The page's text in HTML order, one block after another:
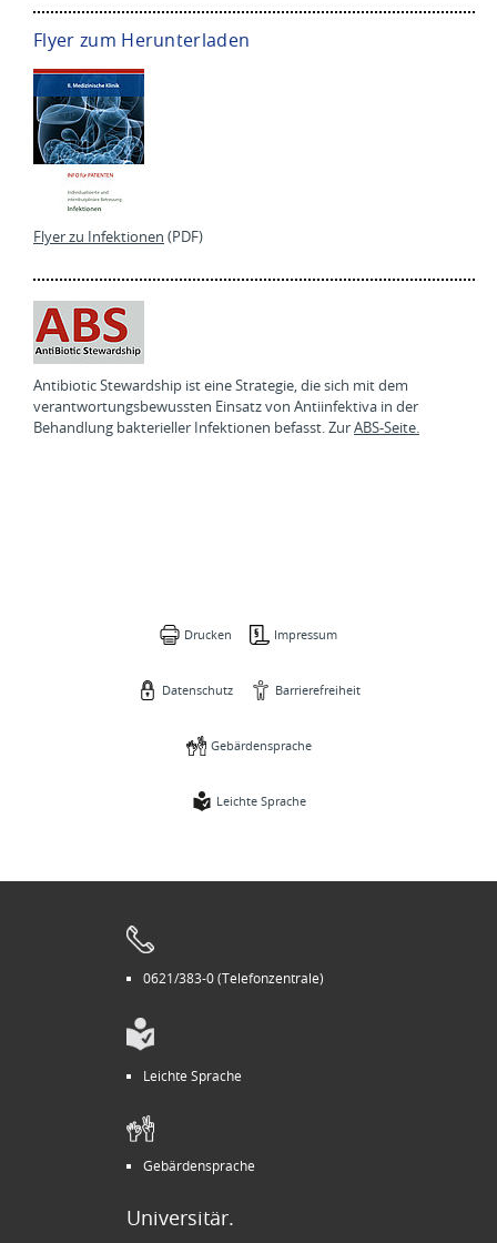
Flyer zum Herunterladen
Flyer zu Infektionen (PDF)
Antibiotic Stewardship ist eine Strategie, die sich mit dem
verantwortungsbewussten Einsatz von Antiinfektiva in der
Behandlung bakterieller Infektionen befasst. ZurABS-Seite.
Drucken Impressum
Datenschutz Barrierefreiheit
Gebärdensprache
Leichte Sprache
0621/383-0 (Telefonzentrale)
Leichte Sprache
Gebärdensprache
Universitär.